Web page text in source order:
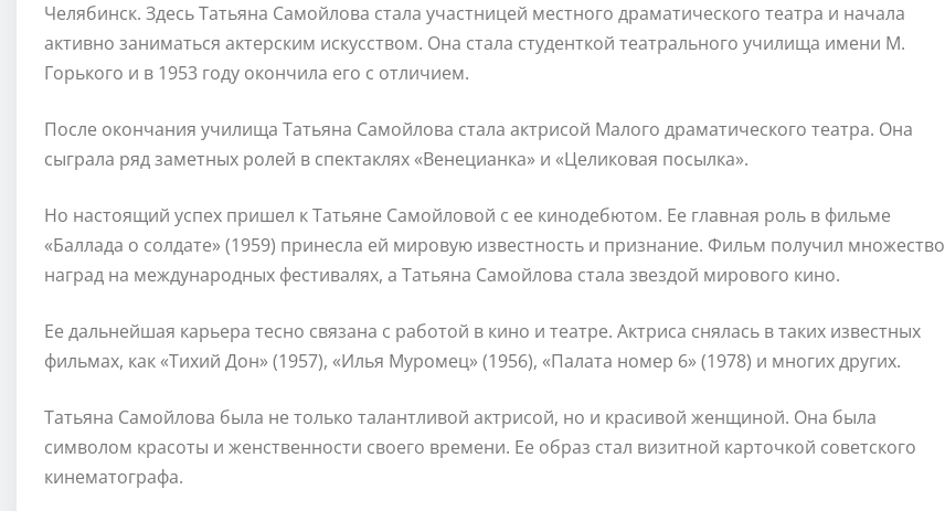
Челябинск. Здесь Татьяна Самойлова стала участницей местного драматического театра и начала
активно заниматься актерским искусством. Она стала студенткой театрального училища имени М.
Горького и в 1953 году окончила его с отличием.
После окончания училища Татьяна Самойлова стала актрисой Малого драматического театра. Она
сыграла ряд заметных ролей в спектаклях «Венецианка» и «Целиковая посылка».
Но настоящий успех пришел к Татьяне Самойловой с ее кинодебютом. Ее главная роль в фильме
«Баллада о солдате» (1959) принесла ей мировую известность и признание. Фильм получил множество
наград на международных фестивалях, а Татьяна Самойлова стала звездой мирового кино.
Ее дальнейшая карьера тесно связана с работой в кино и театре. Актриса снялась в таких известных
фильмах, как «Тихий Дон» (1957), «Илья Муромец» (1956), «Палата номер 6» (1978) и многих других.
Татьяна Самойлова была не только талантливой актрисой, но и красивой женщиной. Она была
символом красоты и женственности своего времени. Ее образ стал визитной карточкой советского
кинематографа.